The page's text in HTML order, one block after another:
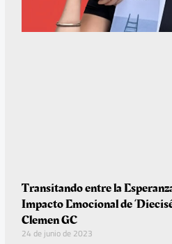
Transitando entre la
Impacto Emocional de
Clemen GC
24 de junio de 2023